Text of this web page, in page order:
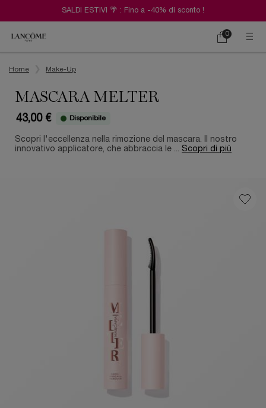
SALDI ESTIVI 🌴 : Fino a -40% di sconto !
Carrello
0
0 prodotto
Home
Make-Up
MASCARA MELTER
43,00 € Disponibile
Scopri l'eccellenza nella rimozione del mascara. Il nostro
innovativo applicatore, che abbraccia le ... Scopri di più